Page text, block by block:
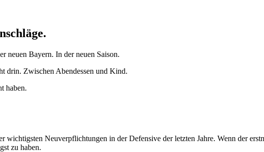
neuen Bayern. In der neuen Saison.
drin. Zwischen Abendessen und Kind.
haben.
wichtigsten Neuverpflichtungen in der Defensive der letzten Jahre. Wenn der
zu haben.